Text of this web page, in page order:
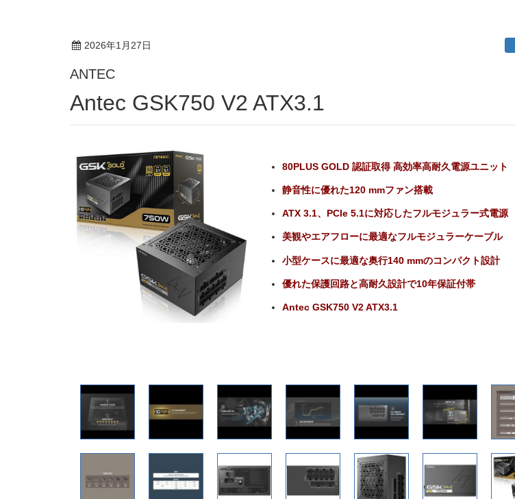
2026年1月27日
ANTEC
Antec GSK750 V2 ATX3.1
80PLUS GOLD 認証取得 高効率高耐久電源ユニット
静音性に優れた120 mmファン搭載
ATX 3.1、PCIe 5.1に対応したフルモジュラー式電源
美観やエアフローに最適なフルモジュラーケーブル
小型ケースに最適な奥行140 mmのコンパクト設計
優れた保護回路と高耐久設計で10年保証付帯
Antec GSK750 V2 ATX3.1